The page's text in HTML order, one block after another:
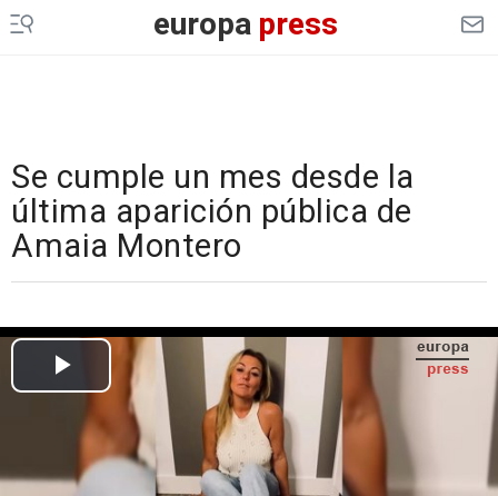
europapress
Se cumple un mes desde la
última aparición pública de
Amaia Montero